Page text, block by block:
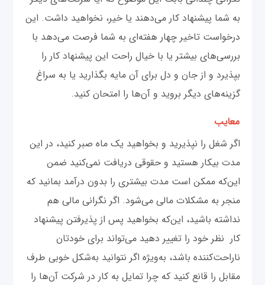
به شما پیشنهاد کار می‌دهند یا خیر، نخواهید داشت. این
درخواست تاخیر چهار هفته‌ای به شما فرصت می‌دهد با
بررسی‌های بیشتر یا با خیال راحت این پیشنهاد کار را
بپذیرد و از جان و دل برای آن مایه بگذارید یا به سراغ
گزینه‌های دیگر بروید و آن‌ها را امتحان کنید.
معایب
اگر شغل را نپذیرید و بخواهید یک ماه صبر کنید، در این
مدت بیکار هستید و حقوقی دریافت نمی‌کنید ضمن
این‌که ممکن است مدت بیشتری را بدون درآمد بمانید که
منجر به مشکلات مالی می‌شود. اگر نگرانی مالی هم
نداشته باشید، این‌که بخواهید پس از پذیرفتن پیشنهاد
کار نظر خود را تغییر دهید می‌تواند برای خودتان
ناراحت‌کننده باشد، به‌ویژه اگر نتوانید به‌شکل خوبی طرف
مقابل را قانع کنید که چرا تمایل به کار در شرکت‌ آن‌ها را